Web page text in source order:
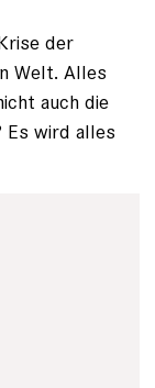
der
Welt. Alles
auch die
Es wird alles